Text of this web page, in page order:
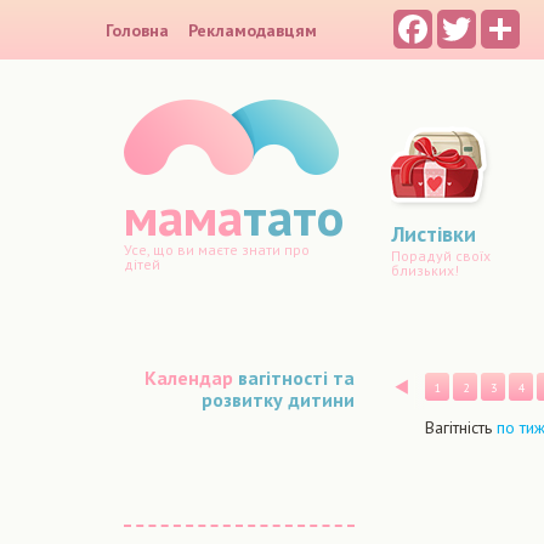
Головна Рекламодавцям FacebookTwitter
маматато
Усе, що ви маєте знати про
дітей
Листівки
Порадуй своїх
близьких!
Календар вагітності та
розвитку дитини
Назад
1 2 3 4
Вагітність по